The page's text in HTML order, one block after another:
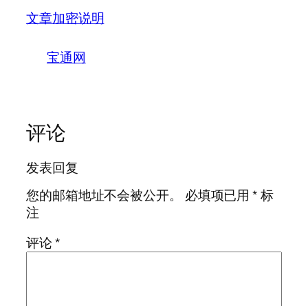
文章加密说明
宝通网
评论
发表回复
您的邮箱地址不会被公开。
必填项已用*标
注
评论*